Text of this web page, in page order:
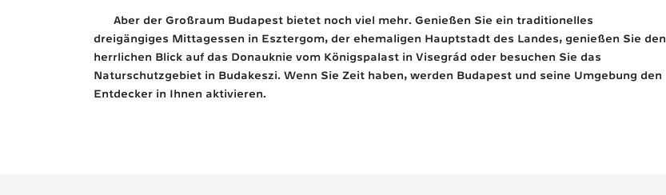
Aber der Großraum Budapest bietet noch viel mehr. Genießen Sie ein traditionelles
dreigängiges Mittagessen in Esztergom, der ehemaligen Hauptstadt des Landes, genießen Sie den
herrlichen Blick auf das Donauknie vom Königspalast in Visegrád oder besuchen Sie das
Naturschutzgebiet in Budakeszi. Wenn Sie Zeit haben, werden Budapest und seine Umgebung den
Entdecker in Ihnen aktivieren.